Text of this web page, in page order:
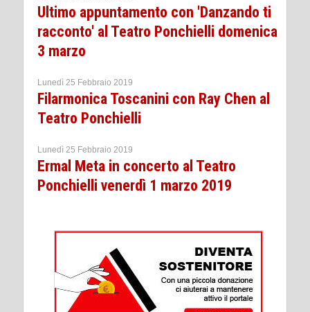
Ultimo appuntamento con 'Danzando ti
racconto' al Teatro Ponchielli domenica
3 marzo
Lunedì 25 Febbraio 2019
Filarmonica Toscanini con Ray Chen al
Teatro Ponchielli
Lunedì 25 Febbraio 2019
Ermal Meta in concerto al Teatro
Ponchielli venerdì 1 marzo 2019